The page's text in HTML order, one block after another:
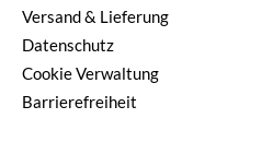
Versand & Lieferung
Datenschutz
Cookie Verwaltung
Barrierefreiheit